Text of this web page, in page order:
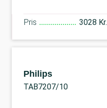
Pris 3028 Kr.
Philips
TAB7207/10